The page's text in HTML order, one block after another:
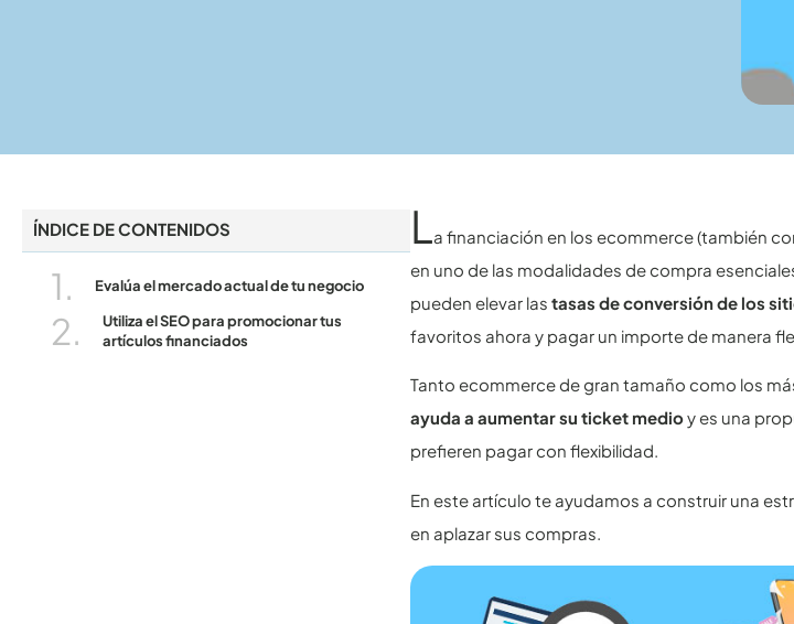
ÍNDICE DE CONTENIDOS
Evalúa el mercado actual de tu negocio
Utiliza el SEO para promocionar tus
artículos financiados
La financiación en los ecommerce (también
en uno de las modalidades de compra
pueden elevar lastasas de conversión de los
favoritos ahora y pagar un importe de manera
Tanto ecommerce de gran tamaño como los
ayuda a aumentar su ticket medioy es una
prefieren pagar con flexibilidad.
En este artículo te ayudamos a construir una
en aplazar sus compras.